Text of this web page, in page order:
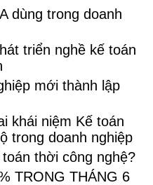
dùng trong doanh
triển nghề kế toán
mới thành lập
khái niệm Kế toán
trong doanh nghiệp
thời công nghệ?
TRONG THÁNG 6